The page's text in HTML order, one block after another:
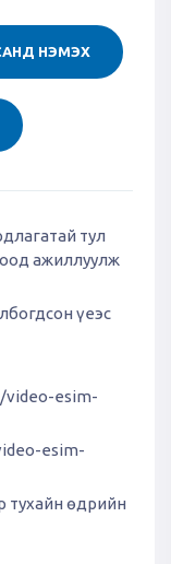
НЭМЭХ
тул
ажиллуулж
үеэс
esim-
esim-
тухайн өдрийн